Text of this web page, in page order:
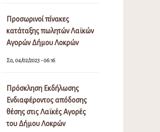
Προσωρινοί πίνακες
κατάταξης πωλητών Λαϊκών
Αγορών Δήμου Λοκρών
Σα, 04/02/2023 - 06:16
Πρόσκληση Εκδήλωσης
Ενδιαφέροντος απόδοσης
θέσης στις Λαϊκές Αγορές
του Δήμου Λοκρών